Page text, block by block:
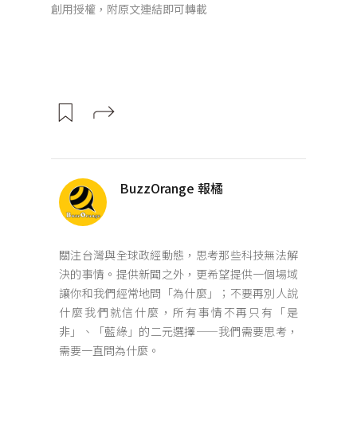
創用授權，附原文連結即可轉載
BuzzOrange 報橘
關注台灣與全球政經動態，思考那些科技無法解
決的事情。提供新聞之外，更希望提供一個場域
讓你和我們經常地問「為什麼」；不要再別人說
什麼我們就信什麼，所有事情不再只有「是
非」、「藍綠」的二元選擇——我們需要思考，
需要一直問為什麼。